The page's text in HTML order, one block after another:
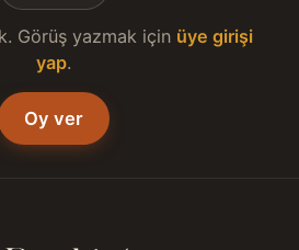
Görüş yazmak için üye girişi
yap.
Oy ver